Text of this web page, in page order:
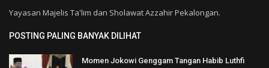
Yayasan Majelis Ta'lim dan Sholawat Azzahir Pekalongan.
POSTING PALING BANYAK DILIHAT
Momen Jokowi Genggam Tangan Habib Luthfi